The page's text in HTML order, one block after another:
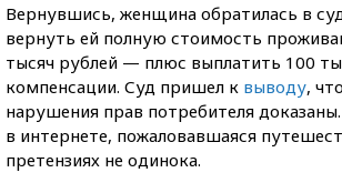
Вернувшись, женщина обратилась в
вернуть ей полную стоимость
тысяч рублей — плюс выплатить 100
компенсации. Суд пришел к выводу,
нарушения прав потребителя
в интернете, пожаловавшаяся
претензиях не одинока.